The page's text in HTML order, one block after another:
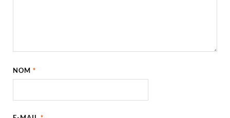
NOM*